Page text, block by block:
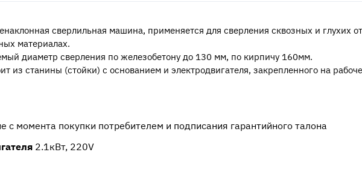
сверлильная машина, применяется для сверления сквозных и глухих
материалах.
диаметр сверления по железобетону до 130 мм, по кирпичу 160мм.
из станины (стойки) с основанием и электродвигателя, закрепленного на
с момента покупки потребителем и подписания гарантийного талона
2.1кВт, 220V